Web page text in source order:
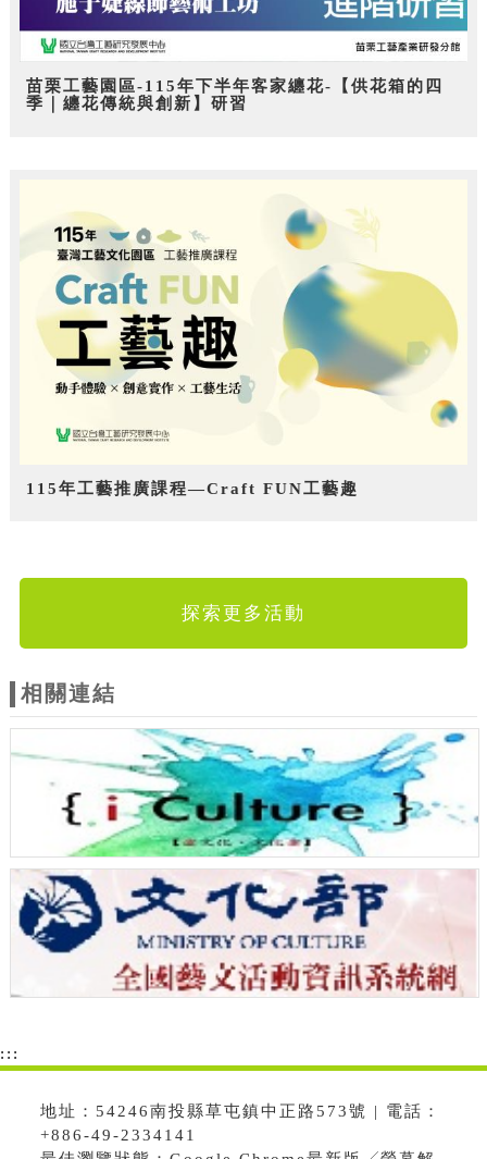
苗栗工藝園區-115年下半年客家纏花-【供花箱的四
季｜纏花傳統與創新】研習
115年工藝推廣課程—Craft FUN工藝趣
探索更多活動
相關連結
:::
地址：54246南投縣草屯鎮中正路573號 | 電話：
+886-49-2334141